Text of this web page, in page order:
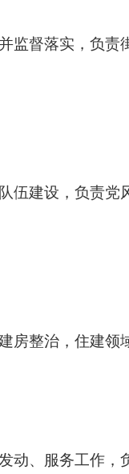
监督落实，负责
伍建设，负责党
整治，住建领
动、服务工作，